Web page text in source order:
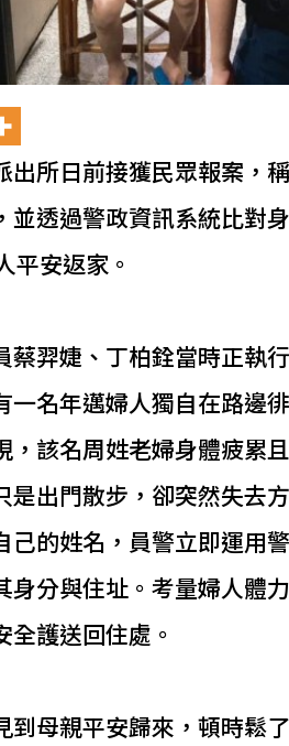
出所日前接獲民眾報案，
並透過警政資訊系統比對
平安返家。
蔡羿婕、丁柏銓當時正執
一名年邁婦人獨自在路邊
，該名周姓老婦身體疲累
是出門散步，卻突然失去
己的姓名，員警立即運用
身分與住址。考量婦人體
護送回住處。
到母親平安歸來，頓時鬆